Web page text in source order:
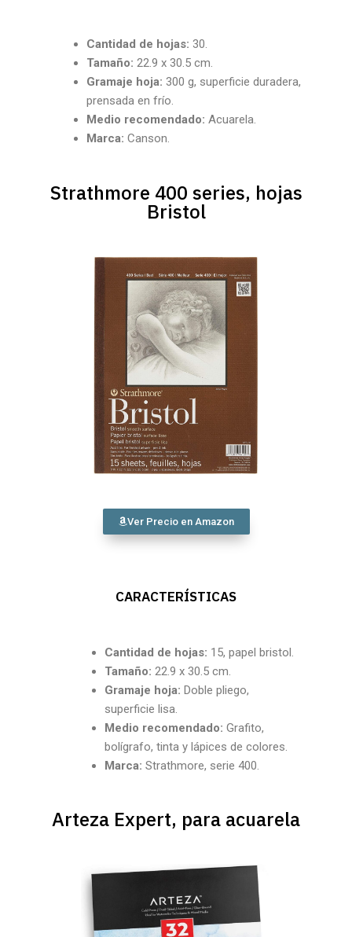
Cantidad de hojas: 30.
Tamaño: 22.9 x 30.5 cm.
Gramaje hoja: 300 g, superficie duradera,
prensada en frío.
Medio recomendado: Acuarela.
Marca: Canson.
Strathmore 400 series, hojas
Bristol
Ver Precio en Amazon
CARACTERÍSTICAS
Cantidad de hojas: 15, papel bristol.
Tamaño: 22.9 x 30.5 cm.
Gramaje hoja: Doble pliego,
superficie lisa.
Medio recomendado: Grafito,
bolígrafo, tinta y lápices de colores.
Marca: Strathmore, serie 400.
Arteza Expert, para acuarela